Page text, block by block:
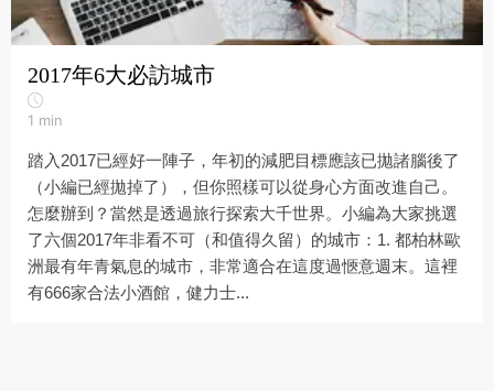
2017年6大必訪城市
1 min
踏入2017已經好一陣子，年初的減肥目標應該已拋諸腦後了
（小編已經拋掉了），但你照樣可以從身心方面改進自己。
怎麼辦到？當然是透過旅行探索大千世界。小編為大家挑選
了六個2017年非看不可（和值得久留）的城市：1. 都柏林歐
洲最有年青氣息的城市，非常適合在這度過愜意週末。這裡
有666家合法小酒館，健力士...